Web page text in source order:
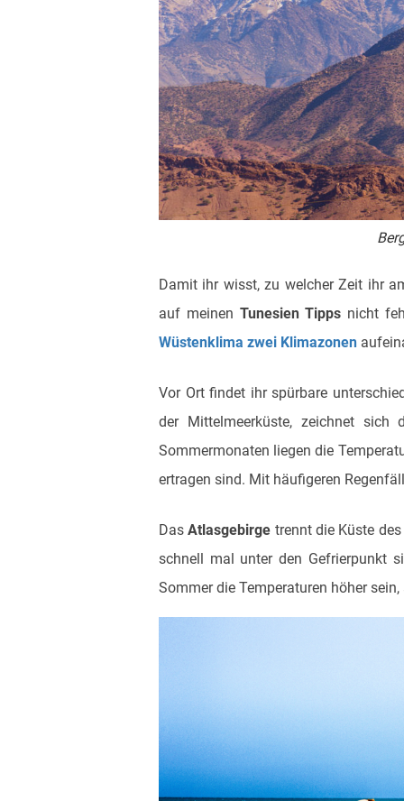
Damit ihr wisst, zu welcher Zeit ihr
auf meinen Tunesien Tipps nicht
Wüstenklima zwei Klimazonen
Vor Ort findet ihr spürbare
der Mittelmeerküste, zeichnet
Sommermonaten liegen die
ertragen sind. Mit häufigeren
DasAtlasgebirge trennt die Küste
schnell mal unter den Gefrierpunkt
Sommer die Temperaturen höher